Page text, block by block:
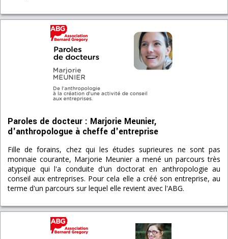
Paroles de docteur : Marjorie Meunier,
d'anthropologue à cheffe d'entreprise
Fille de forains, chez qui les études suprieures ne sont pas
monnaie courante, Marjorie Meunier a mené un parcours très
atypique qui l'a conduite d'un doctorat en anthropologie au
conseil aux entreprises. Pour cela elle a créé son entreprise, au
terme d'un parcours sur lequel elle revient avec l'ABG.